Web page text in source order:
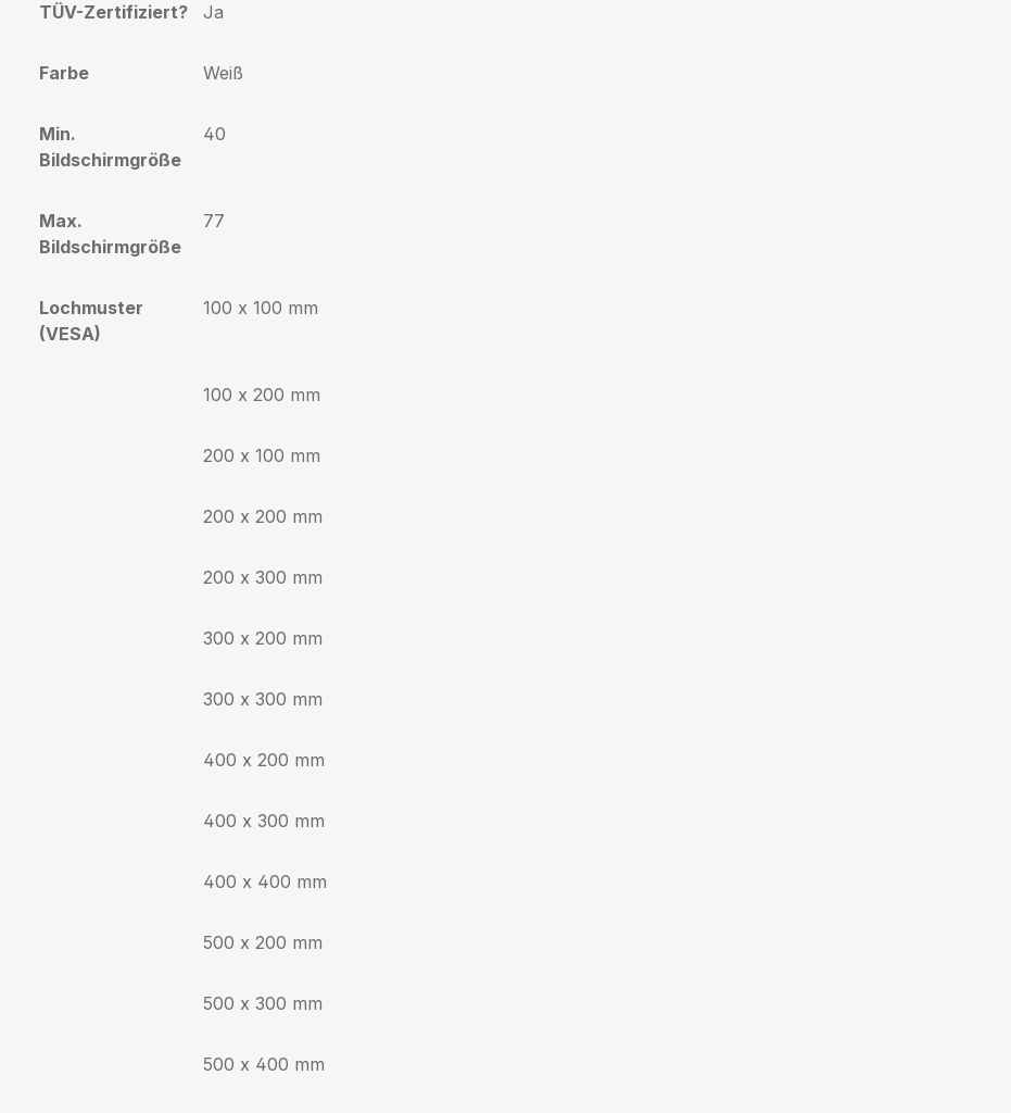
TÜV-Zertifiziert? Ja
Farbe Weiß
Min.
Bildschirmgröße
40
Max.
Bildschirmgröße
77
Lochmuster
(VESA)
100 x 100 mm
100 x 200 mm
200 x 100 mm
200 x 200 mm
200 x 300 mm
300 x 200 mm
300 x 300 mm
400 x 200 mm
400 x 300 mm
400 x 400 mm
500 x 200 mm
500 x 300 mm
500 x 400 mm